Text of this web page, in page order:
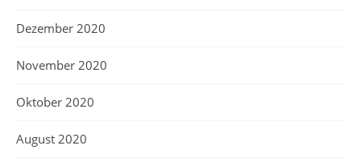
Dezember 2020
November 2020
Oktober 2020
August 2020